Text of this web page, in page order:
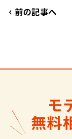
前の記事へ
モ
無料